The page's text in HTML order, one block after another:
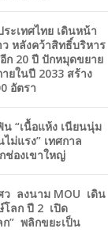
ะเทศไทย เดินหน้า
หลังคว้าสิทธิ์บริหาร
ก 20 ปี ปักหมุดขยาย
ยในปี 2033 สร้าง
อัตรา
“เนื้อแห้ง เนียนนุ่ม
ม่แรง” เทศกาล
ช่องเขาใหญ่
ว ลงนาม MOU เดิน
โลก ปี 2 เปิด
ก” พลิกขยะเป็น